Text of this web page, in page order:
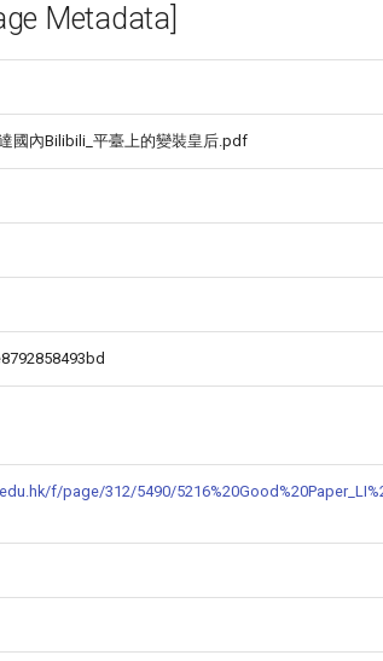
Metadata]
國內Bilibili_平臺上的變裝皇后.pdf
f/page/312/5490/